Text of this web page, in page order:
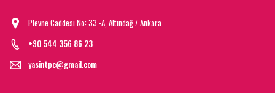
Plevne Caddesi No: 33 -A, Altındağ / Ankara
+90 544 356 86 23
yasintpc@gmail.com